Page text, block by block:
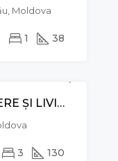
Moldova
1 38
EXCLUSIVE
APARTAMENT CU 3 CAMERE ȘI LIVING, STR. GRENOBLE, BOTANICA
3 130